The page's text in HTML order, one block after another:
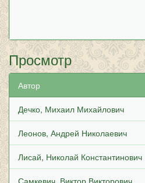
Просмотр
Автор
Дечко, Михаил Михайлович
Леонов, Андрей Николаевич
Лисай, Николай Константинович